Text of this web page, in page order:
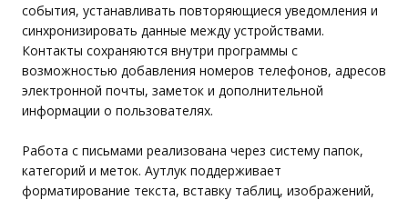
события, устанавливать повторяющиеся уведомления и
синхронизировать данные между устройствами.
Контакты сохраняются внутри программы с
возможностью добавления номеров телефонов, адресов
электронной почты, заметок и дополнительной
информации о пользователях.
Работа с письмами реализована через систему папок,
категорий и меток. Аутлук поддерживает
форматирование текста, вставку таблиц, изображений,